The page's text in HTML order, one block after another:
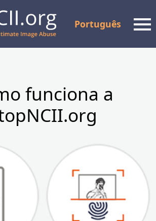
Português
funciona a